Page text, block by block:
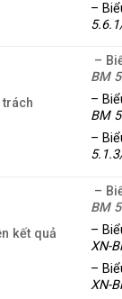
–
–
BM
–
BM
–
kết quả
–
BM
–
XN-
–
XN-